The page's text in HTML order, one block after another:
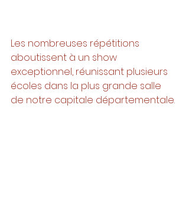
Les nombreuses répétitions
aboutissent à un show
exceptionnel, réunissant plusieurs
écoles dans la plus grande salle
de notre capitale départementale.